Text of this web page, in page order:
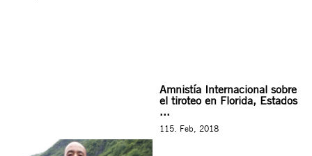
Amnistía Internacional sobre
el tiroteo en Florida, Estados
...
115. Feb, 2018